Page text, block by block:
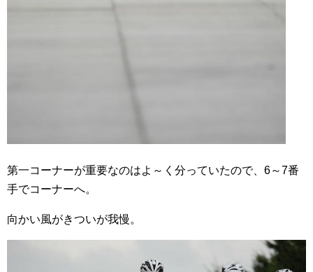
第一コーナーが重要なのはよ～く分っていたので、6～7番
手でコーナーへ。
向かい風がきついが我慢。